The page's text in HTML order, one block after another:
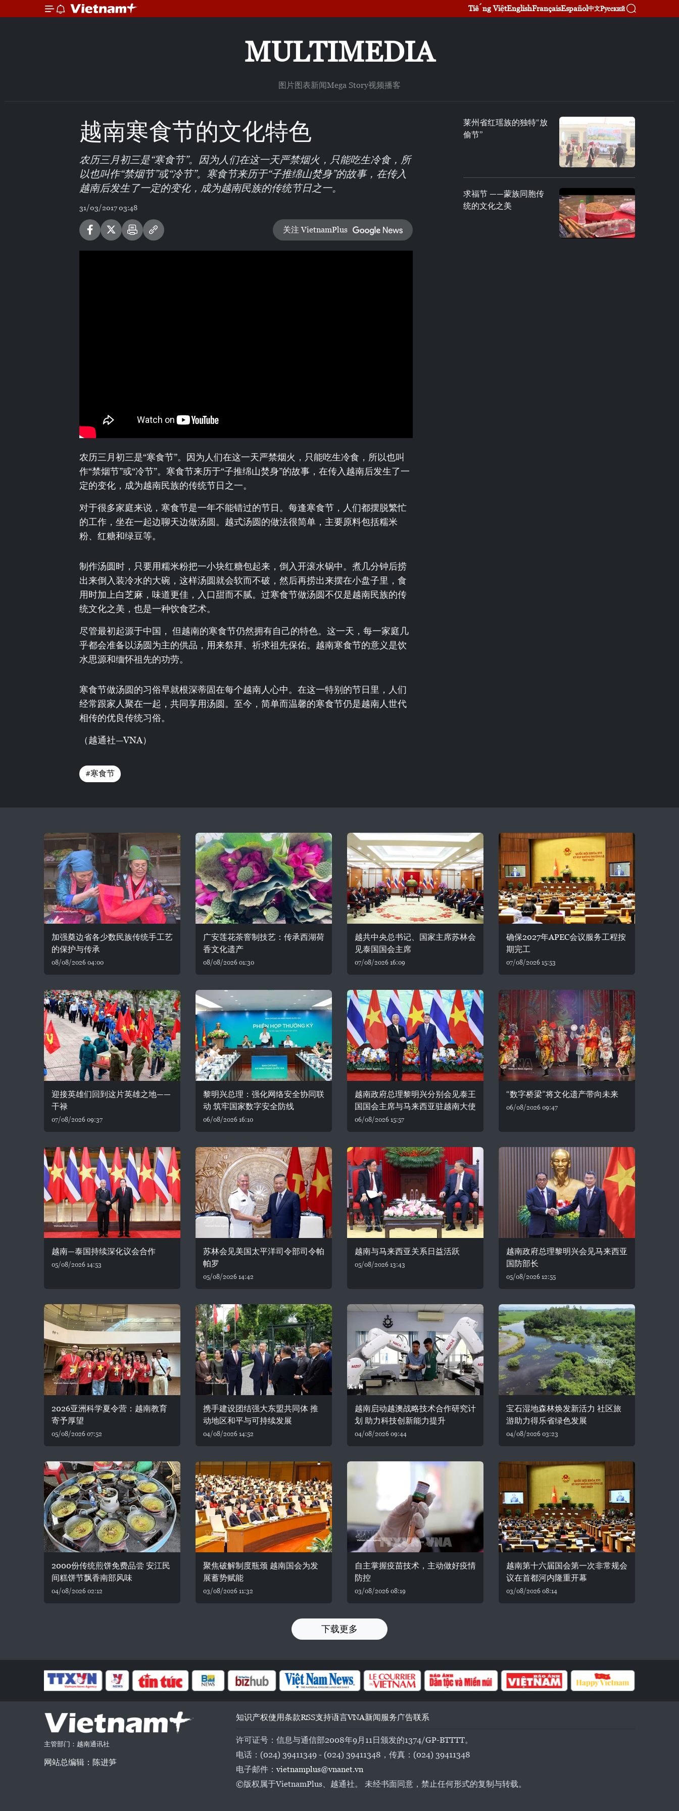
Tiếng ViệtEnglishFrançaisEspañol中文Русский
MULTIMEDIA
图片图表新闻Mega Story视频播客
越南寒食节的文化特色
农历三月初三是“寒食节”。因为人们在这一天严禁烟火，只能吃生冷食，所
以也叫作“禁烟节”或“冷节”。寒食节来历于“子推绵山焚身”的故事，在传入
越南后发生了一定的变化，成为越南民族的传统节日之一。
31/03/2017 03:48
关注 VietnamPlus
农历三月初三是“寒食节”。因为人们在这一天严禁烟火，只能吃生冷食，所以也叫
作“禁烟节”或“冷节”。寒食节来历于“子推绵山焚身”的故事，在传入越南后发生了一
定的变化，成为越南民族的传统节日之一。
对于很多家庭来说，寒食节是一年不能错过的节日。每逢寒食节，人们都摆脱繁忙
的工作，坐在一起边聊天边做汤圆。越式汤圆的做法很简单，主要原料包括糯米
粉、红糖和绿豆等。
制作汤圆时，只要用糯米粉把一小块红糖包起来，倒入开滚水锅中。煮几分钟后捞
出来倒入装冷水的大碗，这样汤圆就会软而不破，然后再捞出来摆在小盘子里，食
用时加上白芝麻，味道更佳，入口甜而不腻。过寒食节做汤圆不仅是越南民族的传
统文化之美，也是一种饮食艺术。
尽管最初起源于中国， 但越南的寒食节仍然拥有自己的特色。这一天，每一家庭几
乎都会准备以汤圆为主的供品，用来祭拜、祈求祖先保佑。越南寒食节的意义是饮
水思源和缅怀祖先的功劳。
寒食节做汤圆的习俗早就根深蒂固在每个越南人心中。在这一特别的节日里，人们
经常跟家人聚在一起，共同享用汤圆。至今，简单而温馨的寒食节仍是越南人世代
相传的优良传统习俗。
（越通社—VNA）
#寒食节
莱州省红瑶族的独特“放
偷节”
求福节 ——蒙族同胞传
统的文化之美
加强奠边省各少数民族传统手工艺
的保护与传承
08/08/2026 04:00
广安莲花茶窨制技艺：传承西湖荷
香文化遗产
08/08/2026 01:30
越共中央总书记、国家主席苏林会
见泰国国会主席
07/08/2026 16:09
确保2027年APEC会议服务工程按
期完工
07/08/2026 15:53
迎接英雄们回到这片英雄之地——
干禄
07/08/2026 09:37
黎明兴总理：强化网络安全协同联
动 筑牢国家数字安全防线
06/08/2026 16:10
越南政府总理黎明兴分别会见泰王
国国会主席与马来西亚驻越南大使
06/08/2026 15:57
“数字桥梁”将文化遗产带向未来
06/08/2026 09:47
越南—泰国持续深化议会合作
05/08/2026 14:53
苏林会见美国太平洋司令部司令帕
帕罗
05/08/2026 14:42
越南与马来西亚关系日益活跃
05/08/2026 13:43
越南政府总理黎明兴会见马来西亚
国防部长
05/08/2026 12:55
2026亚洲科学夏令营：越南教育
寄予厚望
05/08/2026 07:52
携手建设团结强大东盟共同体 推
动地区和平与可持续发展
04/08/2026 14:52
越南启动越澳战略技术合作研究计
划 助力科技创新能力提升
04/08/2026 09:44
宝石湿地森林焕发新活力 社区旅
游助力得乐省绿色发展
04/08/2026 03:23
2000份传统煎饼免费品尝 安江民
间糕饼节飘香南部风味
04/08/2026 02:12
聚焦破解制度瓶颈 越南国会为发
展蓄势赋能
03/08/2026 11:32
自主掌握疫苗技术，主动做好疫情
防控
03/08/2026 08:19
越南第十六届国会第一次非常规会
议在首都河内隆重开幕
03/08/2026 08:14
下载更多
主管部门：越南通讯社
网站总编辑：陈进笋
知识产权使用条款RSS支持语言VNA新闻服务广告联系
许可证号：信息与通信部2008年9月11日颁发的1374/GP-BTTTT。
电话：(024) 39411349 - (024) 39411348，传真：(024) 39411348
电子邮件：vietnamplus@vnanet.vn
©版权属于VietnamPlus、越通社。 未经书面同意，禁止任何形式的复制与转载。